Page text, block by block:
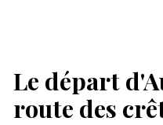
Le départ
route des